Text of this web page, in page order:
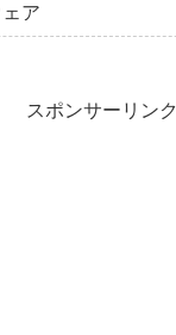
ア
スポンサーリンク